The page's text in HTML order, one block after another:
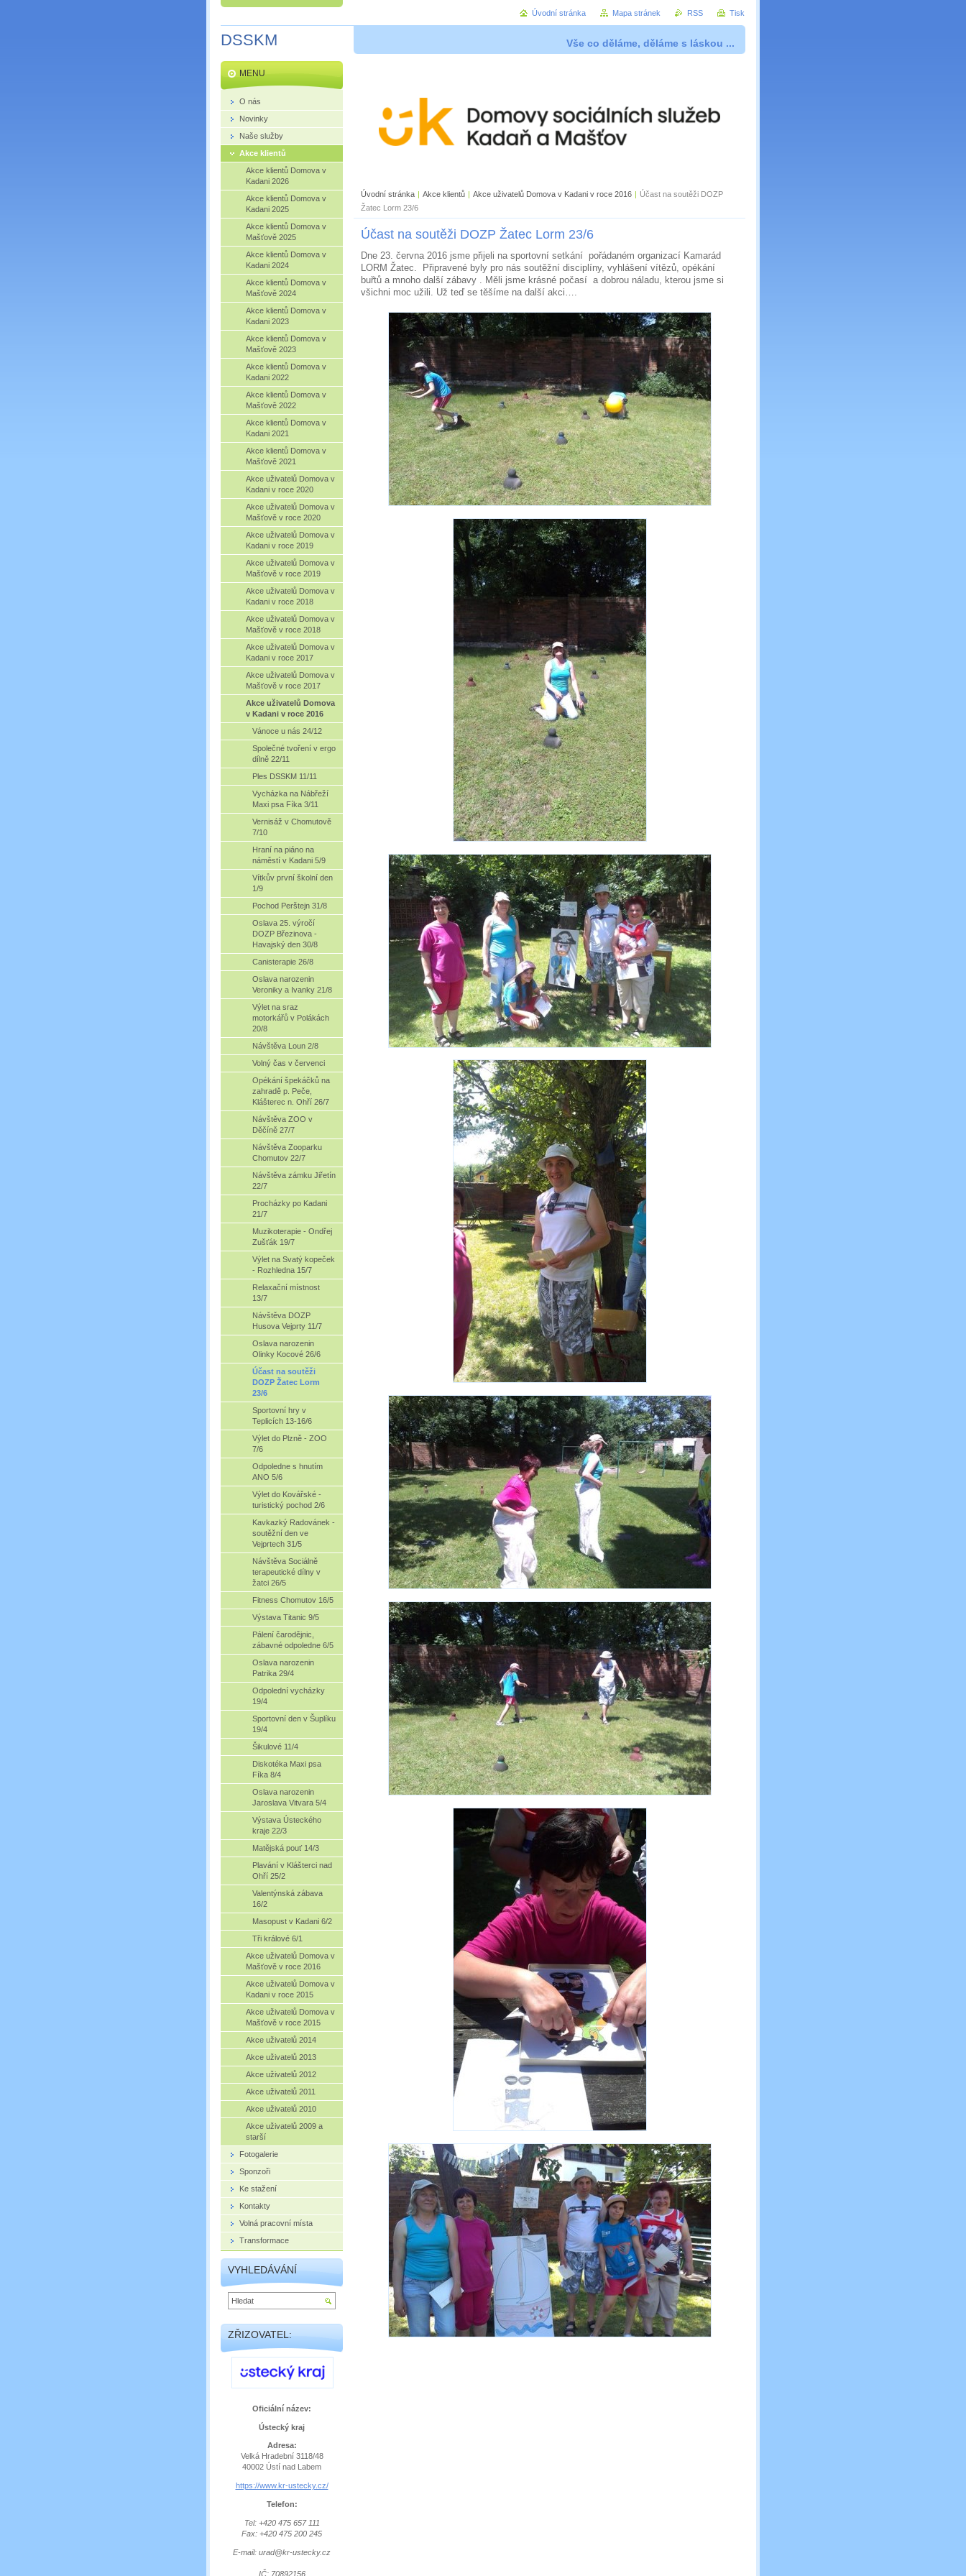
DSSKM Vše co děláme, děláme s láskou ...
Úvodní stránka | Akce klientů | Akce uživatelů Domova v Kadani v roce 2016 | Účast na soutěži DOZP
Žatec Lorm 23/6
Účast na soutěži DOZP Žatec Lorm 23/6
Dne 23. června 2016 jsme přijeli na sportovní setkání pořádaném organizací Kamarád
LORM Žatec. Připravené byly pro nás soutěžní disciplíny, vyhlášení vítězů, opékání
buřtů a mnoho další zábavy . Měli jsme krásné počasí a dobrou náladu, kterou jsme si
všichni moc užili. Už teď se těšíme na další akci….
MENU
O nás
Novinky
Naše služby
Akce klientů
Akce klientů Domova v
Kadani 2026
Akce klientů Domova v
Kadani 2025
Akce klientů Domova v
Mašťově 2025
Akce klientů Domova v
Kadani 2024
Akce klientů Domova v
Mašťově 2024
Akce klientů Domova v
Kadani 2023
Akce klientů Domova v
Mašťově 2023
Akce klientů Domova v
Kadani 2022
Akce klientů Domova v
Mašťově 2022
Akce klientů Domova v
Kadani 2021
Akce klientů Domova v
Mašťově 2021
Akce uživatelů Domova v
Kadani v roce 2020
Akce uživatelů Domova v
Mašťově v roce 2020
Akce uživatelů Domova v
Kadani v roce 2019
Akce uživatelů Domova v
Mašťově v roce 2019
Akce uživatelů Domova v
Kadani v roce 2018
Akce uživatelů Domova v
Mašťově v roce 2018
Akce uživatelů Domova v
Kadani v roce 2017
Akce uživatelů Domova v
Mašťově v roce 2017
Akce uživatelů Domova
v Kadani v roce 2016
Vánoce u nás 24/12
Společné tvoření v ergo
dílně 22/11
Ples DSSKM 11/11
Vycházka na Nábřeží
Maxi psa Fíka 3/11
Vernisáž v Chomutově
7/10
Hraní na piáno na
náměstí v Kadani 5/9
Vítkův první školní den
1/9
Pochod Perštejn 31/8
Oslava 25. výročí
DOZP Březinova -
Havajský den 30/8
Canisterapie 26/8
Oslava narozenin
Veroniky a Ivanky 21/8
Výlet na sraz
motorkářů v Polákách
20/8
Návštěva Loun 2/8
Volný čas v červenci
Opékání špekáčků na
zahradě p. Peče,
Klášterec n. Ohří 26/7
Návštěva ZOO v
Děčíně 27/7
Návštěva Zooparku
Chomutov 22/7
Návštěva zámku Jiřetín
22/7
Procházky po Kadani
21/7
Muzikoterapie - Ondřej
Zušťák 19/7
Výlet na Svatý kopeček
- Rozhledna 15/7
Relaxační místnost
13/7
Návštěva DOZP
Husova Vejprty 11/7
Oslava narozenin
Olinky Kocové 26/6
Účast na soutěži
DOZP Žatec Lorm
23/6
Sportovní hry v
Teplicích 13-16/6
Výlet do Plzně - ZOO
7/6
Odpoledne s hnutím
ANO 5/6
Výlet do Kovářské -
turistický pochod 2/6
Kavkazký Radovánek -
soutěžní den ve
Vejprtech 31/5
Návštěva Sociálně
terapeutické dílny v
žatci 26/5
Fitness Chomutov 16/5
Výstava Titanic 9/5
Pálení čarodějnic,
zábavné odpoledne 6/5
Oslava narozenin
Patrika 29/4
Odpolední vycházky
19/4
Sportovní den v Šuplíku
19/4
Šikulové 11/4
Diskotéka Maxi psa
Fíka 8/4
Oslava narozenin
Jaroslava Vitvara 5/4
Výstava Ústeckého
kraje 22/3
Matějská pouť 14/3
Plavání v Klášterci nad
Ohří 25/2
Valentýnská zábava
16/2
Masopust v Kadani 6/2
Tři králové 6/1
Akce uživatelů Domova v
Mašťově v roce 2016
Akce uživatelů Domova v
Kadani v roce 2015
Akce uživatelů Domova v
Mašťově v roce 2015
Akce uživatelů 2014
Akce uživatelů 2013
Akce uživatelů 2012
Akce uživatelů 2011
Akce uživatelů 2010
Akce uživatelů 2009 a
starší
Fotogalerie
Sponzoři
Ke stažení
Kontakty
Volná pracovní místa
Transformace
VYHLEDÁVÁNÍ
ZŘIZOVATEL:
Oficiální název:
Ústecký kraj
Adresa:
Velká Hradební 3118/48
40002 Ústí nad Labem
https://www.kr-ustecky.cz/
Telefon:
Tel: +420 475 657 111
Fax: +420 475 200 245
E-mail: urad@kr-ustecky.cz
IČ: 70892156
Úvodní stránka Mapa stránek RSS Tisk